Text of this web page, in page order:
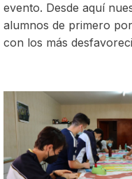
evento. Desde aquí
alumnos de primero
con los más